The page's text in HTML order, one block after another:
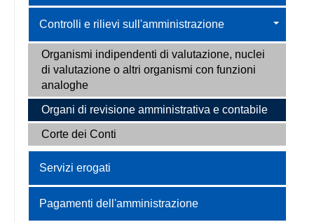
Controlli e rilievi sull'amministrazione
Organismi indipendenti di valutazione, nuclei
di valutazione o altri organismi con funzioni
analoghe
Organi di revisione amministrativa e contabile
Corte dei Conti
Servizi erogati
Pagamenti dell'amministrazione